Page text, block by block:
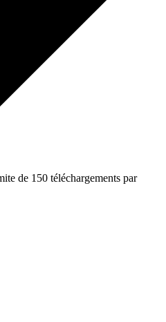
de 150 téléchargements par